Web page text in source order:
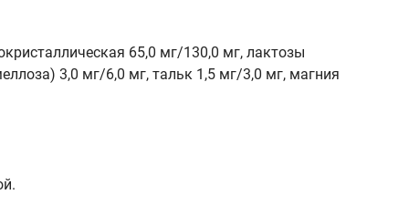
65,0 мг/130,0 мг, лактозы
3,0 мг/6,0 мг, тальк 1,5 мг/3,0 мг, магния